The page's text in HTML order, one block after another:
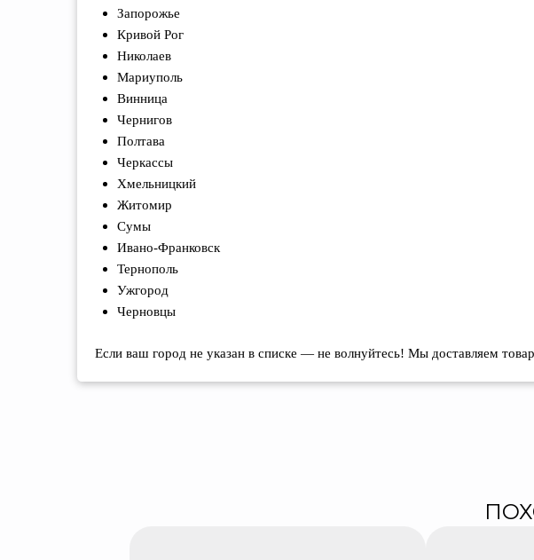
Запорожье
Кривой Рог
Николаев
Мариуполь
Винница
Чернигов
Полтава
Черкассы
Хмельницкий
Житомир
Сумы
Ивано-Франковск
Тернополь
Ужгород
Черновцы
Если ваш город не указан в списке — не волнуйтесь! Мы доставляем